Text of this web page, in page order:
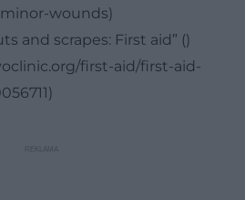
wounds)
and scrapes: First aid” ()
first-aid/first-aid-